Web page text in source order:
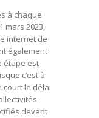
à chaque
mars 2023,
internet de
également
étape est
c’est à
court le délai
devant